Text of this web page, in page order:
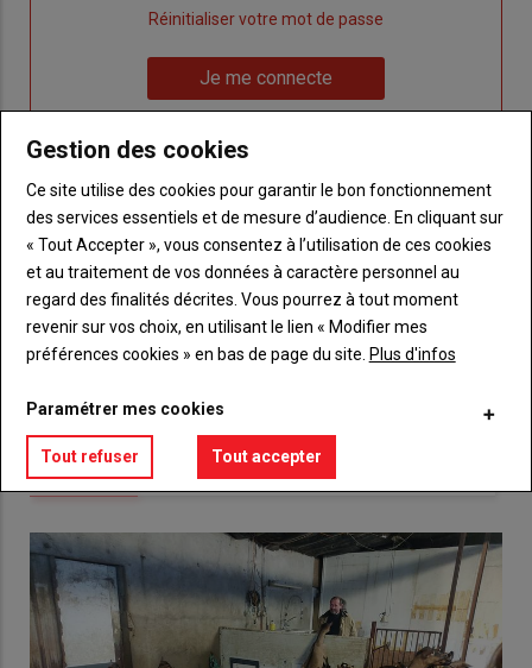
passe"
Réinitialiser votre mot de passe
connecte"
Je me connecte
titre
Vous n'êtes pas abonné(e)
TITRE CRÉEZ UN COMPTE
BodyChoisissez votre formule et créez votre
compte pour accéder à tout {nom-site}.
Gestion des cookies
Ce site utilise des cookies pour garantir le bon fonctionnement
des services essentiels et de mesure d’audience. En cliquant sur
« Tout Accepter », vous consentez à l’utilisation de ces cookies
et au traitement de vos données à caractère personnel au
regard des finalités décrites. Vous pourrez à tout moment
revenir sur vos choix, en utilisant le lien « Modifier mes
préférences cookies » en bas de page du site. Plus d'infos
Paramétrer mes cookies
Tout refuser Tout accepter